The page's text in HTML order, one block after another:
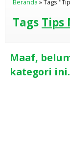
Beranda »Tags
Tags Tips
Maaf,
kategori ini.